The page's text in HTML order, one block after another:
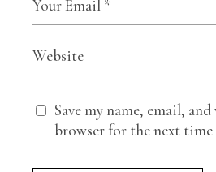
Save my name, email,
browser for the next